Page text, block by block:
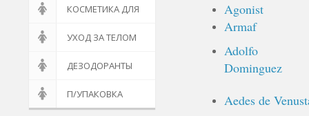
КОСМЕТИКА ДЛЯ
ВАННЫ
УХОД ЗА ТЕЛОМ
ДЕЗОДОРАНТЫ
П/УПАКОВКА
Agonist
Armaf
Adolfo
Dominguez
Aedes de